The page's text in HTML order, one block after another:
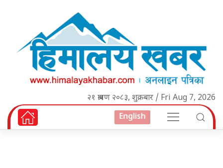
२१ श्रावण २०८३, शुक्रबार / Fri Aug 7, 2026
English